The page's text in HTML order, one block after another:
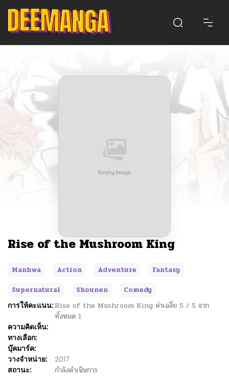
Rise of the Mushroom King
Manhwa Action Adventure
Fantasy
Supernatural
Shounen
Comedy
การให้คะแนน: Rise of the Mushroom King ค่าเฉลี่ย 5 / 5 จาก
ทั้งหมด 1
ความคิดเห็น:
ทางเลือก:
บุ๊คมาร์ค:
วางจำหน่าย:
2017
สถานะ:
กำลังดำเนินการ